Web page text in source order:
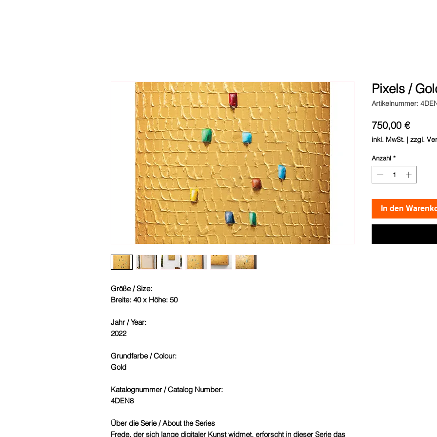
Größe / Size:
Breite: 40 x Höhe: 50
Jahr / Year:
2022
Grundfarbe / Colour:
Gold
Katalognummer / Catalog Number:
4DEN8
Über die Serie / About the Series
Frede, der sich lange digitaler Kunst widmet, erforscht in dieser Serie das
Pixels /
Artikelnummer:
750,00 €Preis
inkl. MwSt. | zzgl.
Anzahl *
In den